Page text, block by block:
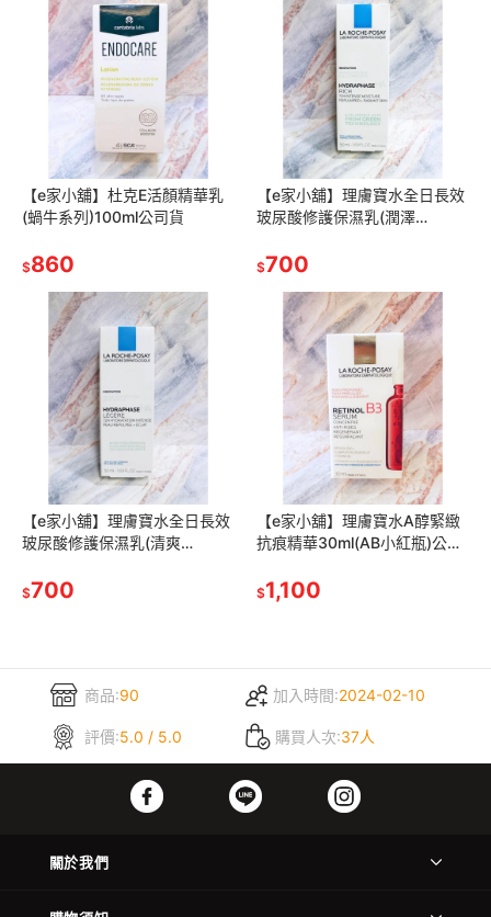
【e家小舖】杜克E活顏精華乳
(蝸牛系列)100ml公司貨
$860
【e家小舖】理膚寶水全日長效
玻尿酸修護保濕乳(潤澤
$700
【e家小舖】理膚寶水全日長效
玻尿酸修護保濕乳(清爽
$700
【e家小舖】理膚寶水A醇緊緻
抗痕精華30ml(AB小紅瓶)公司
$1,100
商品:90 加入時間:2024-02-10
評價:5.0 / 5.0 購買人次:37人
關於我們